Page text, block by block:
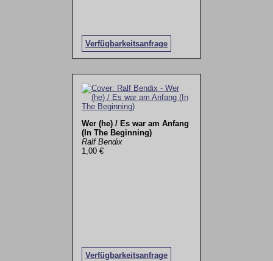
Verfügbarkeitsanfrage
Wer (he) / Es war am Anfang
(In The Beginning)
Ralf Bendix
1,00 €
Verfügbarkeitsanfrage